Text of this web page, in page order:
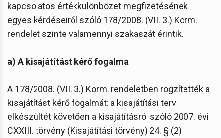
kapcsolatos értékkülönbözet megfizetésének
egyes kérdéseiről szóló 178/2008. (VII. 3.) Korm.
rendelet szinte valamennyi szakaszát érintik.
a) A kisajátítást kérő fogalma
A 178/2008. (VII. 3.) Korm. rendeletben rögzítették a
kisajátítást kérő fogalmát: a kisajátítási terv
elkészültét követően a kisajátításról szóló 2007. évi
CXXIII. törvény (Kisajátítási törvény) 24. § (2)